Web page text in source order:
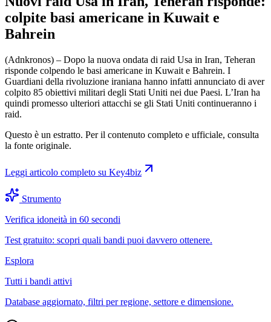
colpite basi americane in Kuwait e
Bahrein
(Adnkronos) – Dopo la nuova ondata di raid Usa in Iran, Teheran
risponde colpendo le basi americane in Kuwait e Bahrein. I
Guardiani della rivoluzione iraniana hanno infatti annunciato di aver
colpito 85 obiettivi militari degli Stati Uniti nei due Paesi. L’Iran ha
quindi promesso ulteriori attacchi se gli Stati Uniti continueranno i
raid.
Questo è un estratto. Per il contenuto completo e ufficiale, consulta
la fonte originale.
Leggi articolo completo su Key4biz
Strumento
Verifica idoneità in 60 secondi
Test gratuito: scopri quali bandi puoi davvero ottenere.
Esplora
Tutti i bandi attivi
Database aggiornato, filtri per regione, settore e dimensione.